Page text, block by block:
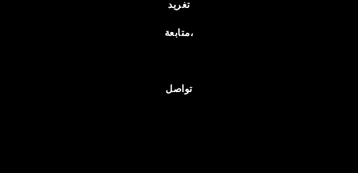
تغريد
متابعة،
تواصل